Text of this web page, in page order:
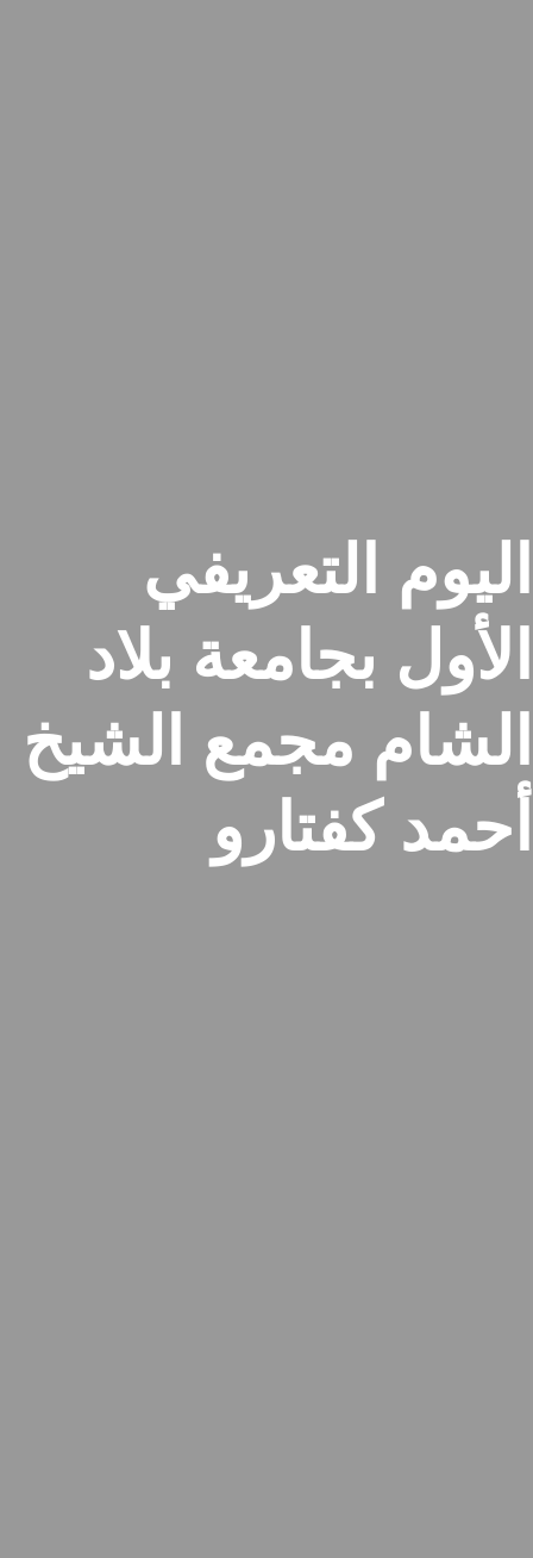
اليوم التعريفي
الأول بجامعة بلاد
الشام مجمع الشيخ
أحمد كفتارو